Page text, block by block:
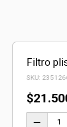
Filtro
SKU:
$